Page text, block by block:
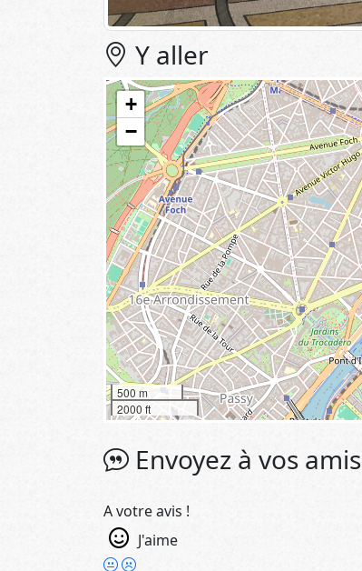
Y aller
+
−
500 m
2000 ft
Envoyez à vos amis
A votre avis !
J'aime